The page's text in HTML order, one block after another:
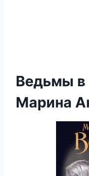
Ведьмы в
Марина